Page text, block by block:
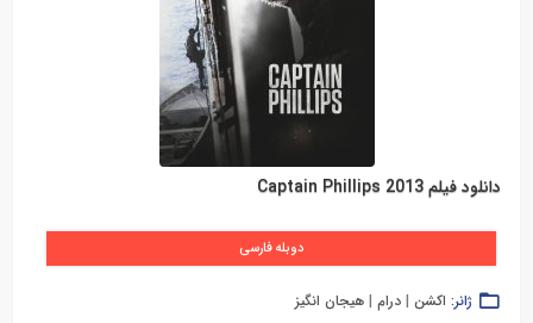
دانلود فیلم Captain Phillips 2013
دوبله فارسی
ژانر: اکشن | درام | هیجان انگیز